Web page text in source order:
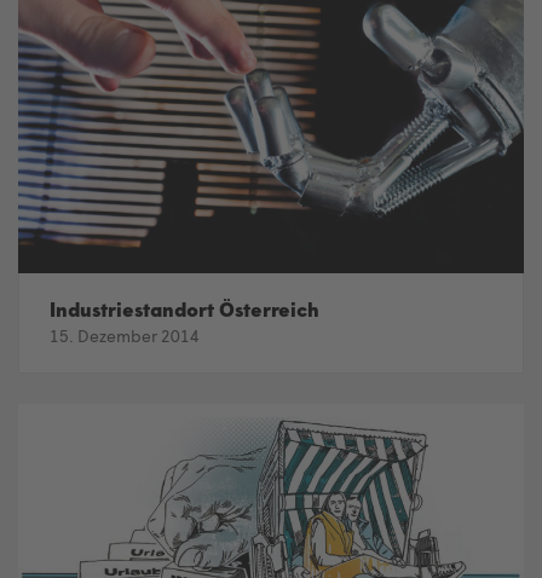
Industriestandort Österreich
15. Dezember 2014